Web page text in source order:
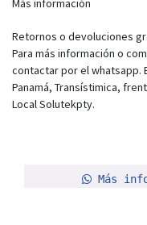
Más información
Retornos o devoluciones
Para más información o
contactar por el whatsapp.
Panamá, Transístimica,
Local Solutekpty.
Más